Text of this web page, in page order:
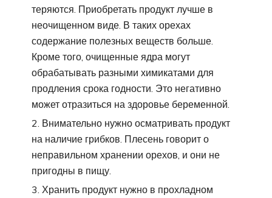
теряются. Приобретать продукт лучше в
неочищенном виде. В таких орехах
содержание полезных веществ больше.
Кроме того, очищенные ядра могут
обрабатывать разными химикатами для
продления срока годности. Это негативно
может отразиться на здоровье беременной.
Внимательно нужно осматривать продукт
на наличие грибков. Плесень говорит о
неправильном хранении орехов, и они не
пригодны в пищу.
Хранить продукт нужно в прохладном